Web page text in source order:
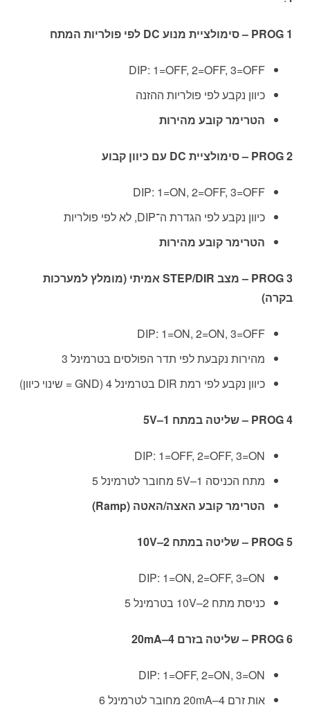
PROG 1 – סימולציית מנוע DC לפי פולריות המתח
DIP: 1=OFF, 2=OFF, 3=OFF
כיוון נקבע לפי פולריות ההזנה
הטרימר קובע מהירות
PROG 2 – סימולציית DC עם כיוון קבוע
DIP: 1=ON, 2=OFF, 3=OFF
כיוון נקבע לפי הגדרת ה־DIP, לא לפי פולריות
הטרימר קובע מהירות
PROG 3 – מצב STEP/DIR אמיתי (מומלץ למערכות
בקרה)
DIP: 1=ON, 2=ON, 3=OFF
מהירות נקבעת לפי תדר הפולסים בטרמינל 3
כיוון נקבע לפי רמת DIR בטרמינל 4 (GND = שינוי כיוון)
PROG 4 – שליטה במתח 1–5V
DIP: 1=OFF, 2=OFF, 3=ON
מתח הכניסה 1–5V מחובר לטרמינל 5
הטרימר קובע האצה/האטה (Ramp)
PROG 5 – שליטה במתח 2–10V
DIP: 1=ON, 2=OFF, 3=ON
כניסת מתח 2–10V בטרמינל 5
PROG 6 – שליטה בזרם 4–20mA
DIP: 1=OFF, 2=ON, 3=ON
אות זרם 4–20mA מחובר לטרמינל 6